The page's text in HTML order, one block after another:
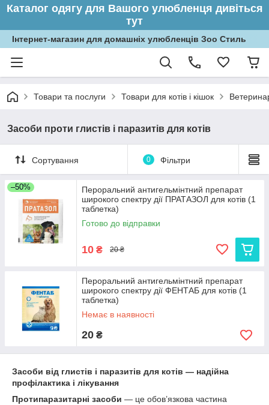
Каталог одягу для Вашого улюбленця дивіться
тут
Інтернет-магазин для домашніх улюбленців Зоо Стиль
Товари та послуги Товари для котів і кішок
Засоби проти глистів і паразитів для котів
Сортування 0 Фільтри
–50%
Пероральний антигельмінтний препарат
широкого спектру дії ПРАТАЗОЛ для котів (1
таблетка)
Готово до відправки
10 ₴ 20 ₴
Пероральний антигельмінтний препарат
широкого спектру дії ФЕНТАБ для котів (1
таблетка)
Немає в наявності
20 ₴
Засоби від глистів і паразитів для котів — надійна
профілактика і лікування
Протипаразитарні засоби — це обов’язкова частина